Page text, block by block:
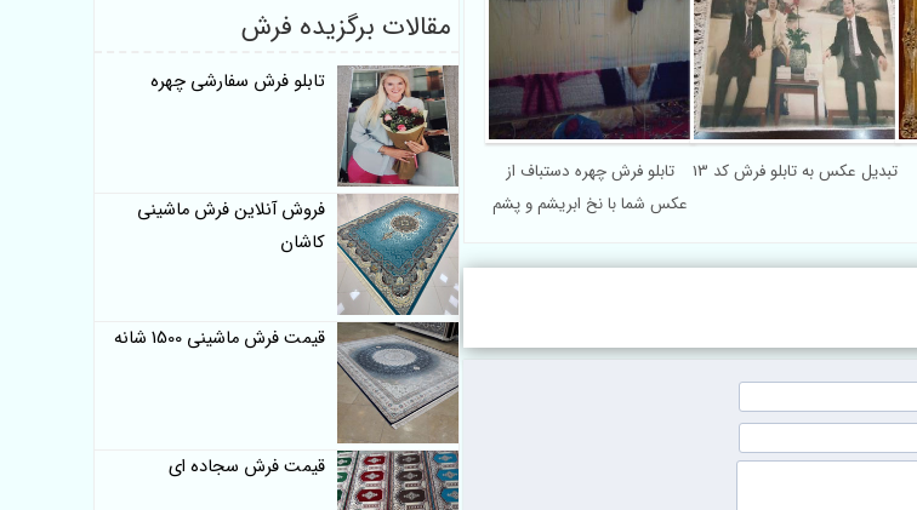
تابلو فرش چهره دستباف از
عکس شما با نخ ابریشم و پشم
تبدیل عکس به تابلو فرش کد 13
مقالات برگزیده فرش
تابلو فرش سفارشی چهره
فروش آنلاین فرش ماشینی
کاشان
قیمت فرش ماشینی 1500 شانه
قیمت فرش سجاده ای